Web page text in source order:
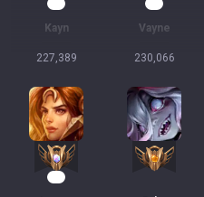
Kayn
227,389
Vayne
230,066